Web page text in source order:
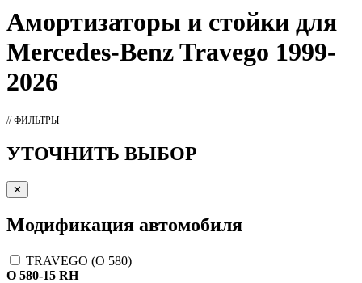
Амортизаторы и стойки для
Mercedes-Benz Travego 1999-
2026
// ФИЛЬТРЫ
УТОЧНИТЬ ВЫБОР
✕
Модификация автомобиля
TRAVEGO (O 580)
O 580-15 RH